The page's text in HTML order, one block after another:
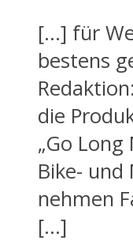
[…] für
bestens
die
„Go
Bike- und
nehmen
[…]